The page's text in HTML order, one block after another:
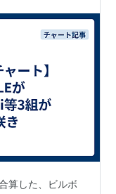
算した、ビルボ